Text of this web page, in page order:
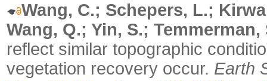
Wang, C.; Schepers, L.;
Wang, Q.; Yin, S.; Temmerman,
reflect similar topographic
vegetation recovery occur. Earth